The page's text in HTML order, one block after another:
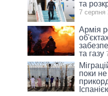
та
7 серпня
Армія
та газу
поки